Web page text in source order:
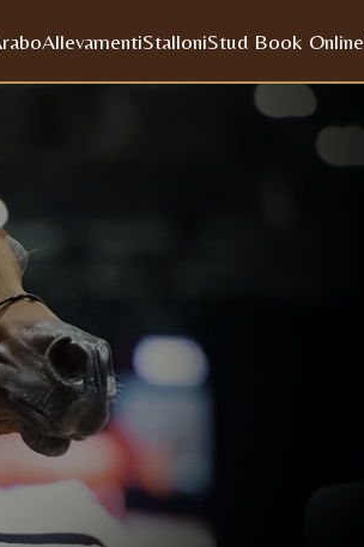
AllevamentiStalloniStud Book Online